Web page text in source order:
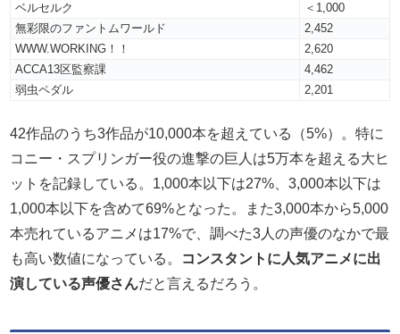
ベルセルク
＜1,000
無彩限のファントムワールド
2,452
WWW.WORKING！！
2,620
ACCA13区監察課
4,462
弱虫ペダル
2,201
42作品のうち3作品が10,000本を超えている（5%）。特に
コニー・スプリンガー役の進撃の巨人は5万本を超える大ヒ
ットを記録している。1,000本以下は27%、3,000本以下は
1,000本以下を含めて69%となった。また3,000本から5,000
本売れているアニメは17%で、調べた3人の声優のなかで最
も高い数値になっている。
コンスタントに人気アニメに出
演している声優さんだと言えるだろう。